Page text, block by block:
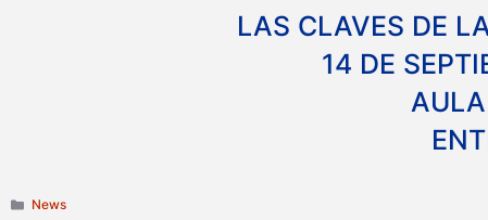
LAS CLAVES DE
14 DE
Categories
News